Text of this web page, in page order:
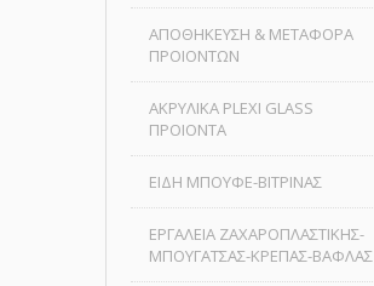
ΑΠΟΘΗΚΕΥΣΗ & ΜΕΤΑΦΟΡΑ
ΠΡΟΙΟΝΤΩΝ
ΑΚΡΥΛΙΚΑ PLEXI GLASS
ΠΡΟΙΟΝΤΑ
ΕΙΔΗ ΜΠΟΥΦΕ-ΒΙΤΡΙΝΑΣ
ΕΡΓΑΛΕΙΑ ΖΑΧΑΡΟΠΛΑΣΤΙΚΗΣ-
ΜΠΟΥΓΑΤΣΑΣ-ΚΡΕΠΑΣ-ΒΑΦΛΑΣ